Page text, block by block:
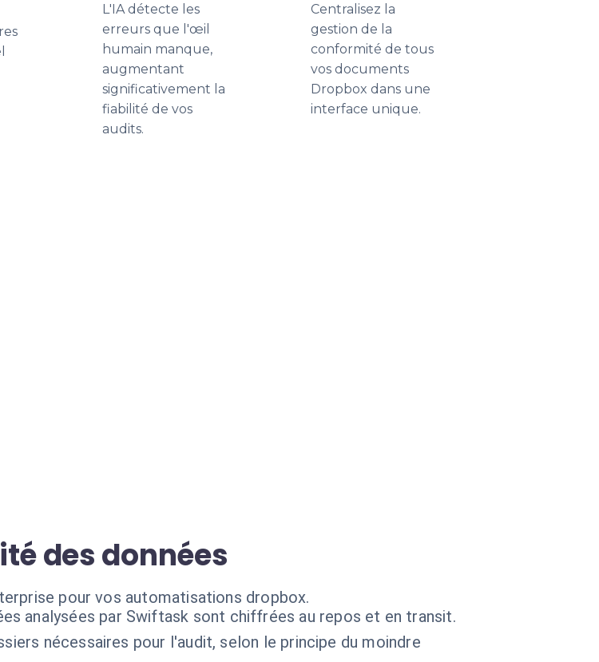
L'IA détecte les
erreurs que l'œil
humain manque,
augmentant
significativement la
fiabilité de vos
audits.
Centralisez la
gestion de la
conformité de tous
vos documents
Dropbox dans une
interface unique.
des données
pour vos automatisations dropbox.
analysées par Swiftask sont chiffrées au repos et en transit.
nécessaires pour l'audit, selon le principe du moindre